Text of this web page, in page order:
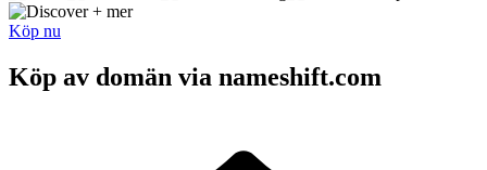
+ mer
Köp nu
Köp av domän via nameshift.com